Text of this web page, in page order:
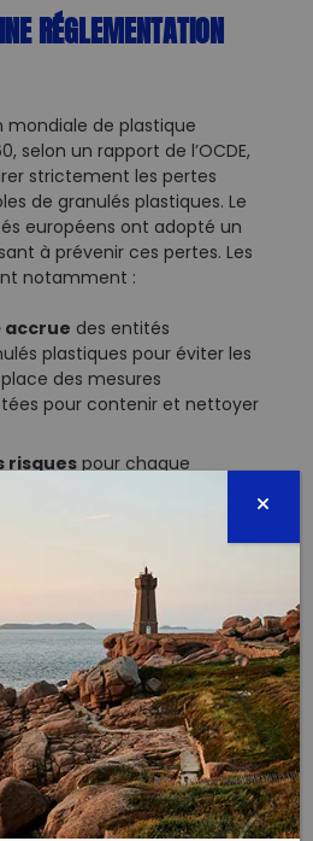
RÉGLEMENTATION
mondiale de plastique
selon un rapport de l’OCDE,
strictement les pertes
de granulés plastiques. Le
européens ont adopté un
à prévenir ces pertes. Les
notamment :
accrue des entités
plastiques pour éviter les
des mesures
pour contenir et nettoyer
risquespour chaque
afin d’identifier et de
des granulés grâce à
conteneurs de stockage et
informationssur les
granulés.
est actuellement
à un accord général
avec une adoption finale
débats actuels portent